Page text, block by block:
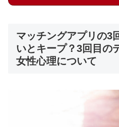
マッチングアプリの3
いとキープ？3回目の
女性心理について